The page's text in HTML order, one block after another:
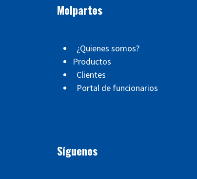
Molpartes
¿Quienes somos?
Productos
Clientes
Portal de funcionarios
Síguenos